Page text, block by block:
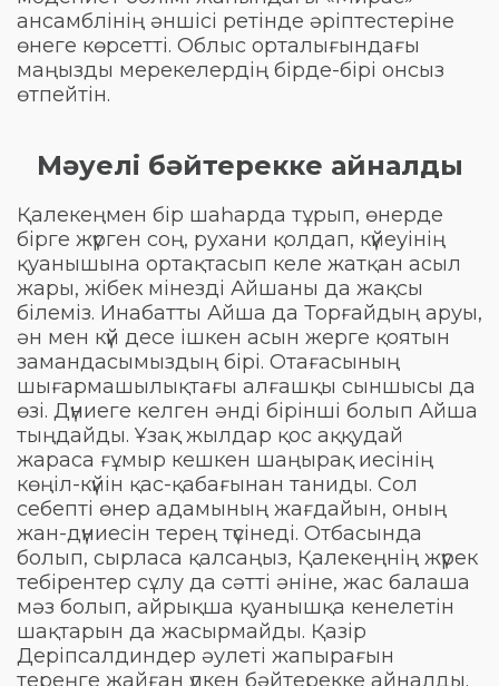
ансамблінің әншісі ретінде әріптестеріне
өнеге көрсетті. Облыс орталығындағы
маңызды мерекелердің бірде-бірі онсыз
өтпейтін.
Мәуелі бәйтерекке айналды
Қалекеңмен бір шаһарда тұрып, өнерде
бірге жүрген соң, рухани қолдап, күйеуінің
қуанышына ортақтасып келе жатқан асыл
жары, жібек мінезді Айшаны да жақсы
білеміз. Инабатты Айша да Торғайдың аруы,
ән мен күй десе ішкен асын жерге қоятын
замандасымыздың бірі. Отағасының
шығармашылықтағы алғашқы сыншысы да
өзі. Дүниеге келген әнді бірінші болып Айша
тыңдайды. Ұзақ жылдар қос аққудай
жараса ғұмыр кешкен шаңырақ иесінің
көңіл-күйін қас-қабағынан таниды. Сол
себепті өнер адамының жағдайын, оның
жан-дүниесін терең түсінеді. Отбасында
болып, сырласа қалсаңыз, Қалекеңнің жүрек
тебірентер сұлу да сәтті әніне, жас балаша
мәз болып, айрықша қуанышқа кенелетін
шақтарын да жасырмайды. Қазір
Деріпсалдиндер әулеті жапырағын
тереңге жайған үлкен бәйтерекке айналды.